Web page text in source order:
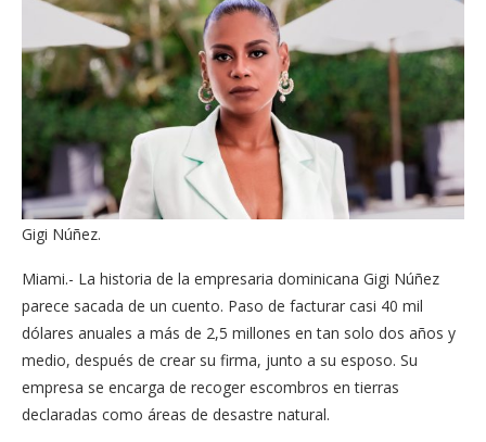
Gigi Núñez.
Miami.- La historia de la empresaria dominicana Gigi Núñez
parece sacada de un cuento. Paso de facturar casi 40 mil
dólares anuales a más de 2,5 millones en tan solo dos años y
medio, después de crear su firma, junto a su esposo. Su
empresa se encarga de recoger escombros en tierras
declaradas como áreas de desastre natural.